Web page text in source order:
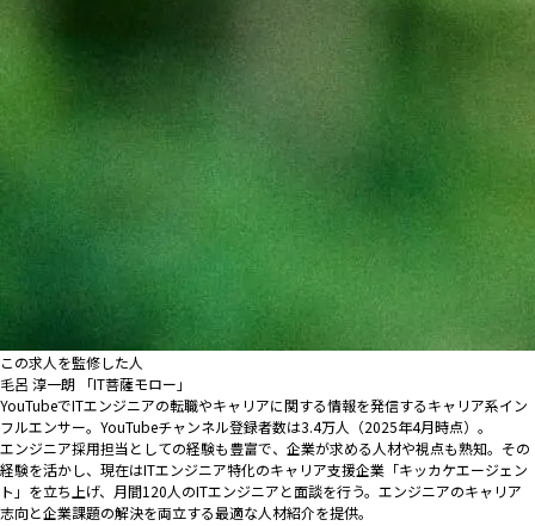
この求人を監修した人
毛呂 淳一朗 「IT菩薩モロー」
YouTubeでITエンジニアの転職やキャリアに関する情報を発信するキャリア系イン
フルエンサー。YouTubeチャンネル登録者数は3.4万人（2025年4月時点）。
エンジニア採用担当としての経験も豊富で、企業が求める人材や視点も熟知。その
経験を活かし、現在はITエンジニア特化のキャリア支援企業「キッカケエージェン
ト」を立ち上げ、月間120人のITエンジニアと面談を行う。エンジニアのキャリア
志向と企業課題の解決を両立する最適な人材紹介を提供。